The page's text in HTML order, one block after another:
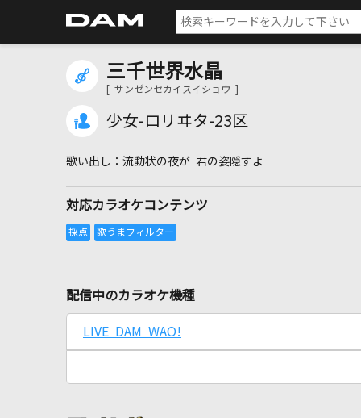
三千世界水晶
[ サンゼンセカイスイショウ ]
少女-ロリヰタ-23区
流動状の夜が 君の姿隠すよ
対応カラオケコンテンツ
配信中のカラオケ機種
LIVE DAM WAO!